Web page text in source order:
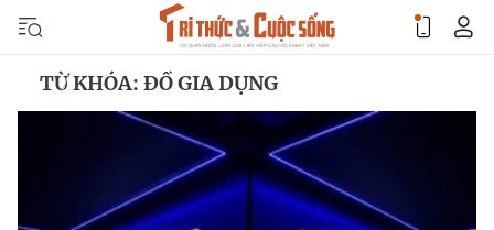
TỪ KHÓA: ĐỒ GIA DỤNG